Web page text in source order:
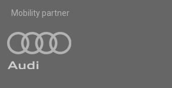
Mobility partner